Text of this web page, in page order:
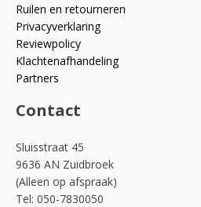
Ruilen en retourneren
Privacyverklaring
Reviewpolicy
Klachtenafhandeling
Partners
Contact
Sluisstraat 45
9636 AN Zuidbroek
(Alleen op afspraak)
Tel: 050-7830050